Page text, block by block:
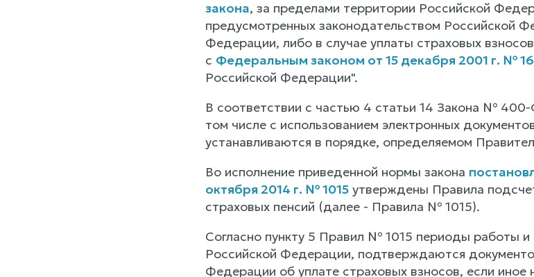
закона, за пределами территории Российской
предусмотренных законодательством Российской
Федерации, либо в случае уплаты страховых
с Федеральным законом от 15 декабря 2001 г. №
Российской Федерации".
В соответствии с частью 4 статьи 14 Закона №
том числе с использованием электронных
устанавливаются в порядке, определяемом
Во исполнение приведенной нормы закона
октября 2014 г. № 1015утверждены Правила
страховых пенсий (далее - Правила № 1015).
Согласно пункту 5 Правил № 1015 периоды работы
Российской Федерации, подтверждаются
Федерации об уплате страховых взносов, если